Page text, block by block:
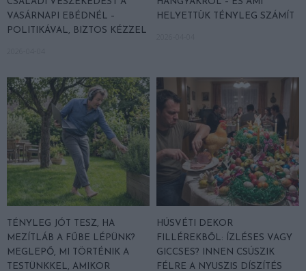
CSALÁDI VESZEKEDÉST A
VASÁRNAPI EBÉDNÉL –
POLITIKÁVAL, BIZTOS KÉZZEL
HANGYÁKRÓL – ÉS AMI
HELYETTÜK TÉNYLEG SZÁMÍT
TÉNYLEG JÓT TESZ, HA
MEZÍTLÁB A FŰBE LÉPÜNK?
MEGLEPŐ, MI TÖRTÉNIK A
TESTÜNKKEL, AMIKOR
HÚSVÉTI DEKOR
FILLÉREKBŐL: ÍZLÉSES VAGY
GICCSES? INNEN CSÚSZIK
FÉLRE A NYUSZIS DÍSZÍTÉS